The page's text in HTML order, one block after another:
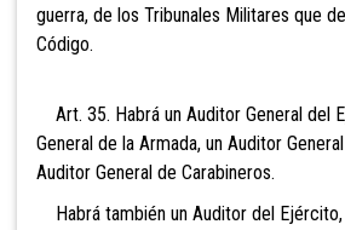
guerra, de los Tribunales Militares que
Código.
Art. 35. Habrá un Auditor General del
General de la Armada, un Auditor
Auditor General de Carabineros.
Habrá también un Auditor del